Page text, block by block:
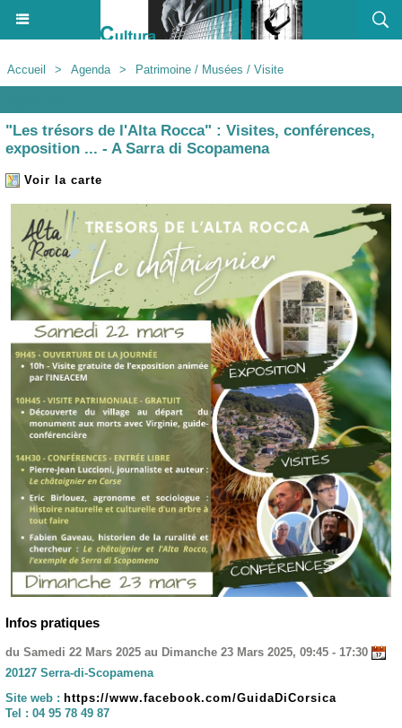
Accueil > Agenda > Patrimoine / Musées / Visite
"Les trésors de l'Alta Rocca" : Visites, conférences,
exposition ... - A Sarra di Scopamena
Voir la carte
Infos pratiques
du Samedi 22 Mars 2025 au Dimanche 23 Mars 2025, 09:45 - 17:30
20127 Serra-di-Scopamena
Site web : https://www.facebook.com/GuidaDiCorsica
Tel : 04 95 78 49 87